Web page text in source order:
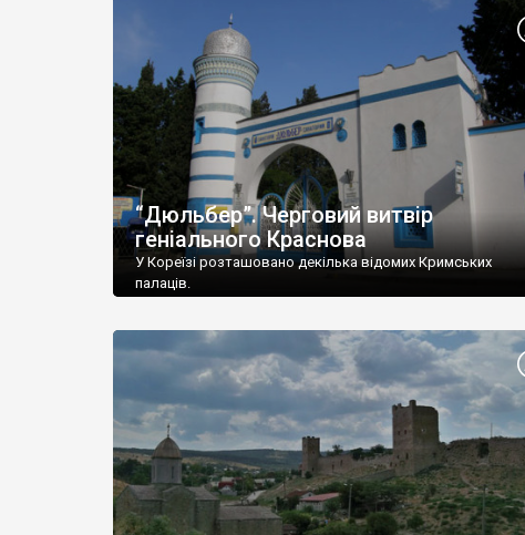
“Дюльбер”. Черговий витвір
геніального Краснова
У Кореїзі розташовано декілька відомих Кримських
палаців.